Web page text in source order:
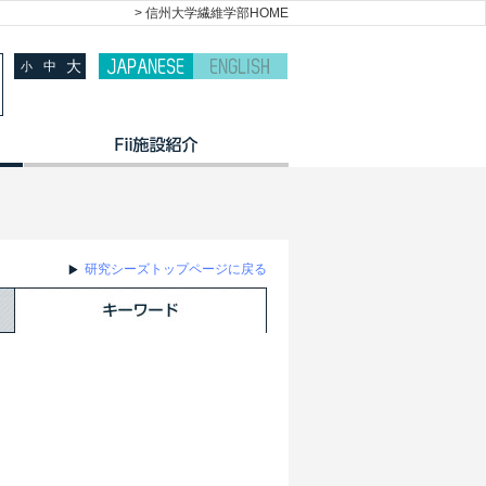
> 信州大学繊維学部HOME
小 中 大
研究シーズトップページに戻る